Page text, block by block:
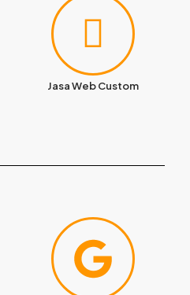
Jasa Web Custom